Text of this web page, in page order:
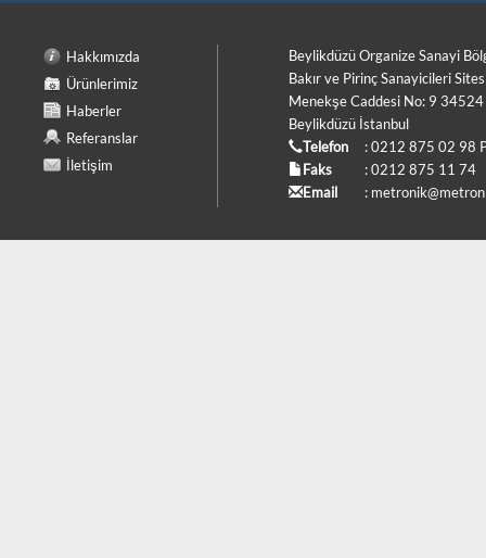
Hakkımızda
Ürünlerimiz
Haberler
Referanslar
İletişim
Beylikdüzü Organize Sanayi
Bakır ve Pirinç Sanayicileri
Menekşe Caddesi No: 9 34524
Beylikdüzü İstanbul
Telefon
: 0212 875 02 98
Faks
: 0212 875 11 74
Email
: